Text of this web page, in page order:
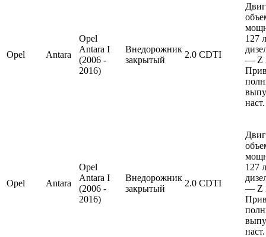
Opel Antara
Opel
Antara I
(2006 -
2016)
Внедорожник
закрытый
2.0 CDTI
127
— Z
Opel Antara
Opel
Antara I
(2006 -
2016)
Внедорожник
закрытый
2.0 CDTI
127
— Z